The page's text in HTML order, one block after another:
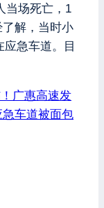
当场死亡，1
解，当时小
应急车道。目
广惠高速发
车道被面包